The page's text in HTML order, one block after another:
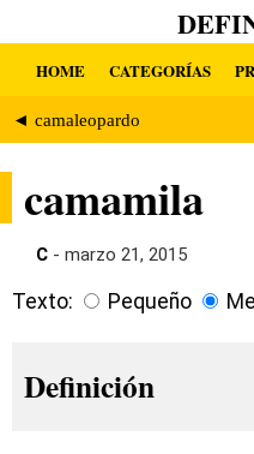
HOME CATEGORÍAS
◄ camaleopardo
camamila
C - marzo 21, 2015
Texto: Pequeño
Definición